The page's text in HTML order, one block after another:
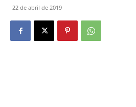
22 de abril de 2019